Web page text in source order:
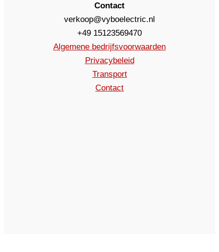
Contact
verkoop@vyboelectric.nl
+49 15123569470
Algemene bedrijfsvoorwaarden
Privacybeleid
Transport
Contact